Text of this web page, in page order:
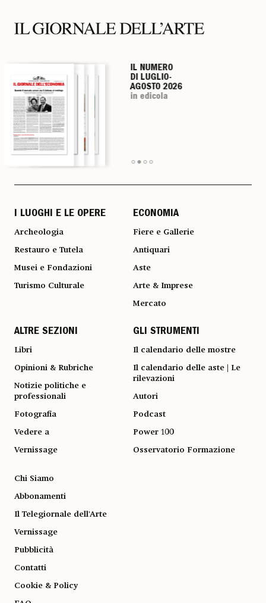
IL NUMERO
DI LUGLIO-
AGOSTO 2026
in edicola
IL NUMERO
DI LUGLIO-
AGOSTO 2026
in edicola
IL NUMERO
DI LUGLIO-
AGOSTO 2026
in edicola
IL NUMERO
DI LUGLIO-
AGOSTO 2026
in edicola
I LUOGHI E LE OPERE
Archeologia
Restauro e Tutela
Musei e Fondazioni
Turismo Culturale
ECONOMIA
Fiere e Gallerie
Antiquari
Aste
Arte & Imprese
Mercato
ALTRE SEZIONI
Libri
Opinioni & Rubriche
Notizie politiche e
professionali
Fotografia
Vedere a
Vernissage
GLI STRUMENTI
Il calendario delle mostre
Il calendario delle aste | Le
rilevazioni
Autori
Podcast
Power 100
Osservatorio Formazione
Chi Siamo
Abbonamenti
Il Telegiornale dell'Arte
Vernissage
Pubblicità
Contatti
Cookie & Policy